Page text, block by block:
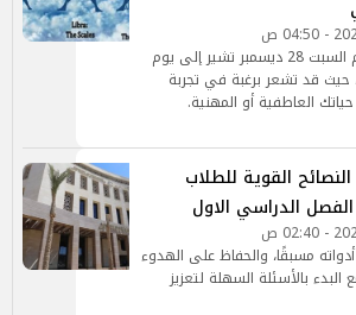
توقعات برج الجوزاء ليوم السبت 28 ديسمبر تشير إلى يوم
حيث قد تشعر برغبة في تجربة
العاطفية أو المهنية.
القوية للطلاب
الفصل الدراسي الاول
مسبقًا، والحفاظ على الهدوء
البدء بالأسئلة السهلة لتعزيز